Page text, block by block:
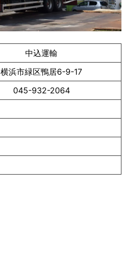
中込運輸
横浜市緑区鴨居6-9-17
045-932-2064